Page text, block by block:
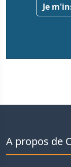
Je
A propos de